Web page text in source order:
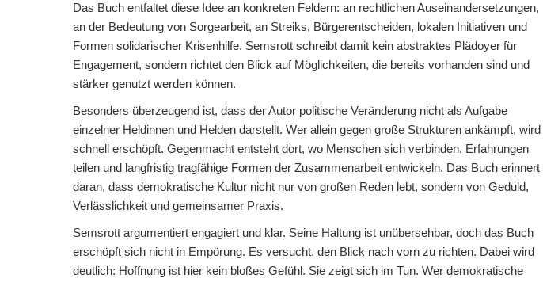
Das Buch entfaltet diese Idee an konkreten Feldern: an rechtlichen Auseinandersetzungen,
an der Bedeutung von Sorgearbeit, an Streiks, Bürgerentscheiden, lokalen Initiativen und
Formen solidarischer Krisenhilfe. Semsrott schreibt damit kein abstraktes Plädoyer für
Engagement, sondern richtet den Blick auf Möglichkeiten, die bereits vorhanden sind und
stärker genutzt werden können.
Besonders überzeugend ist, dass der Autor politische Veränderung nicht als Aufgabe
einzelner Heldinnen und Helden darstellt. Wer allein gegen große Strukturen ankämpft, wird
schnell erschöpft. Gegenmacht entsteht dort, wo Menschen sich verbinden, Erfahrungen
teilen und langfristig tragfähige Formen der Zusammenarbeit entwickeln. Das Buch erinnert
daran, dass demokratische Kultur nicht nur von großen Reden lebt, sondern von Geduld,
Verlässlichkeit und gemeinsamer Praxis.
Semsrott argumentiert engagiert und klar. Seine Haltung ist unübersehbar, doch das Buch
erschöpft sich nicht in Empörung. Es versucht, den Blick nach vorn zu richten. Dabei wird
deutlich: Hoffnung ist hier kein bloßes Gefühl. Sie zeigt sich im Tun. Wer demokratische